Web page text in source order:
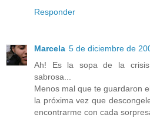
Responder
Marcela 5 de diciembre de
Ah! Es la sopa de la
sabrosa...
Menos mal que te guardaron
la próxima vez que
encontrarme con cada